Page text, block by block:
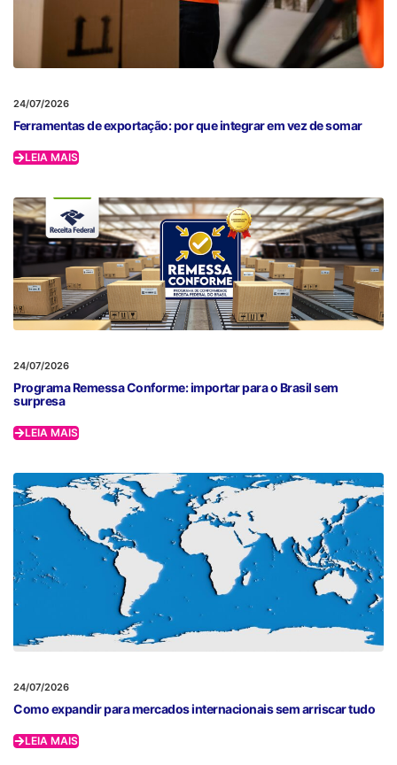
24/07/2026
Ferramentas de exportação: por que integrar em vez de somar
LEIA MAIS
24/07/2026
Programa Remessa Conforme: importar para o Brasil sem
surpresa
LEIA MAIS
24/07/2026
Como expandir para mercados internacionais sem arriscar tudo
LEIA MAIS